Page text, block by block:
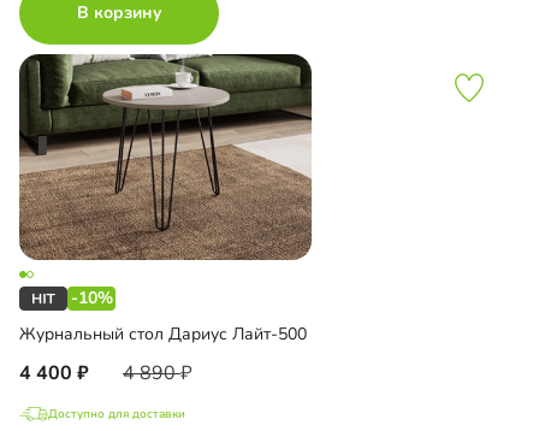
В корзину
-10%
Журнальный стол Дариус Лайт-500
4 400 4 890
Доступно для доставки